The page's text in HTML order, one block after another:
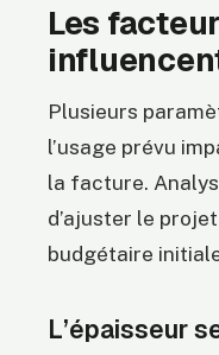
Les
Plusieurs
l’usage prévu
la facture.
d’ajuster le
budgétaire
L’épaisseur